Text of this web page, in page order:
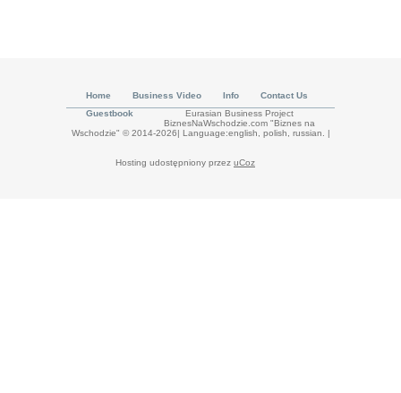
Home Business Video Info
Contact Us
Guestbook
Eurasian Business Project
BiznesNaWschodzie.com "Biznes na
Wschodzie" © 2014-2026| Language:english, polish, russian.
|
Hosting udostępniony przez uCoz